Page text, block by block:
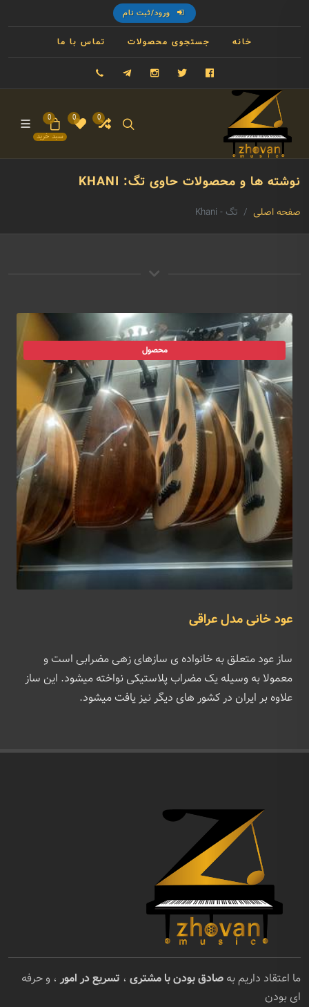
ورود/ثبت نام
خانه جستجوی محصولات تماس با ما
فیسبوک توییتر اینستاگرام تلگرام
0
0
سبد خرید
0
نوشته ها و محصولات حاوی تگ: KHANI
صفحه اصلی تگ - Khani
محصول
عود خانی مدل عراقی
ساز عود متعلق به خانواده ی سازهای زهی مضرابی است و
معمولا به وسیله یک مضراب پلاستیکی نواخته میشود. این ساز
علاوه بر ایران در کشور های دیگر نیز یافت میشود.
ما اعتقاد داریم به صادق بودن با مشتری ، تسریع در امور ، و حرفه
ای بودن